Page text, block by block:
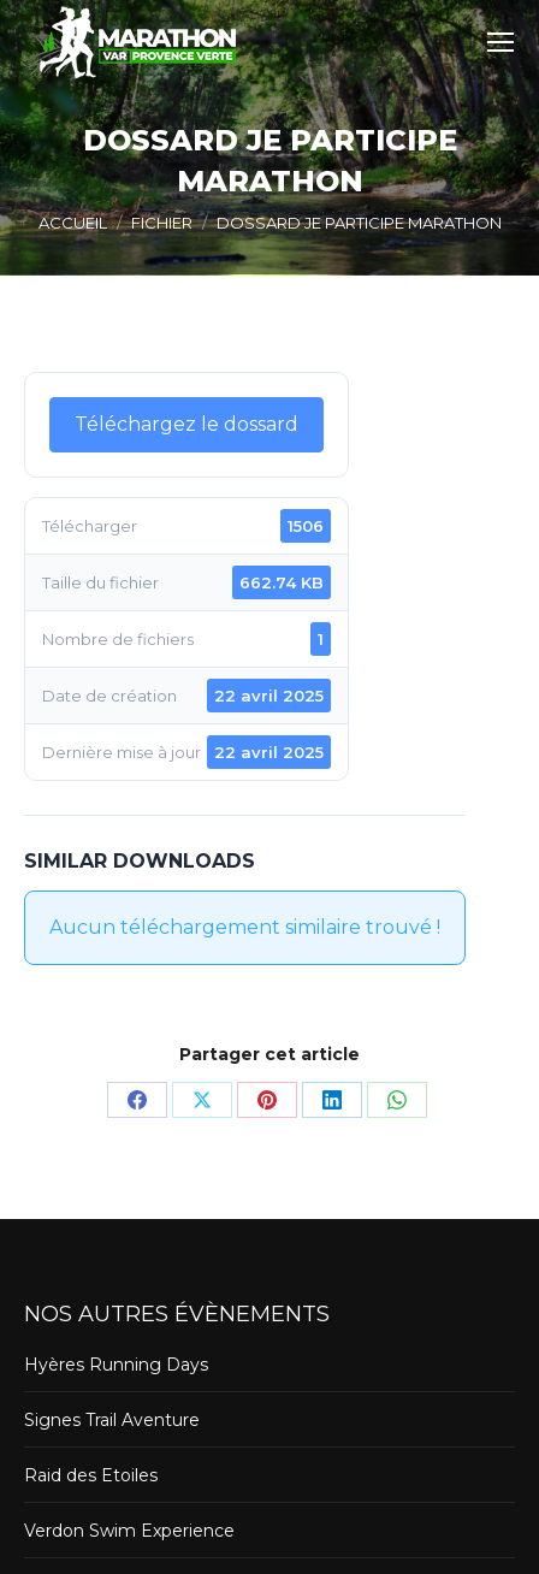
DOSSARD JE PARTICIPE
MARATHON
Vous êtes ici :
ACCUEIL FICHIER DOSSARD JE PARTICIPE MARATHON
Téléchargez le dossard
Télécharger 1506
Taille du fichier 662.74 KB
Nombre de fichiers 1
Date de création 22 avril 2025
Dernière mise à jour 22 avril 2025
SIMILAR DOWNLOADS
Aucun téléchargement similaire trouvé !
Partager cet article
Share Share Share Share Share
NOS AUTRES ÉVÈNEMENTS
Hyères Running Days
Signes Trail Aventure
Raid des Etoiles
Verdon Swim Experience